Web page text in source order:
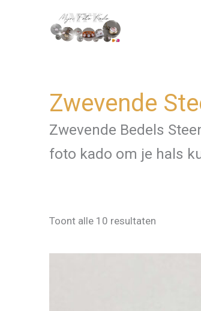
Zwevende
Zwevende Bedels
foto kado om je hals
Toont alle 10 resultaten